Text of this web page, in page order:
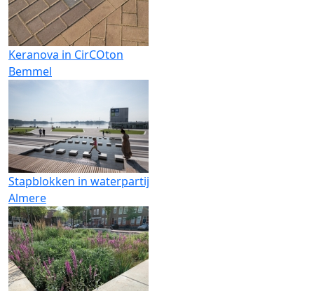
Keranova in CirCOton
Bemmel
Stapblokken in waterpartij
Almere